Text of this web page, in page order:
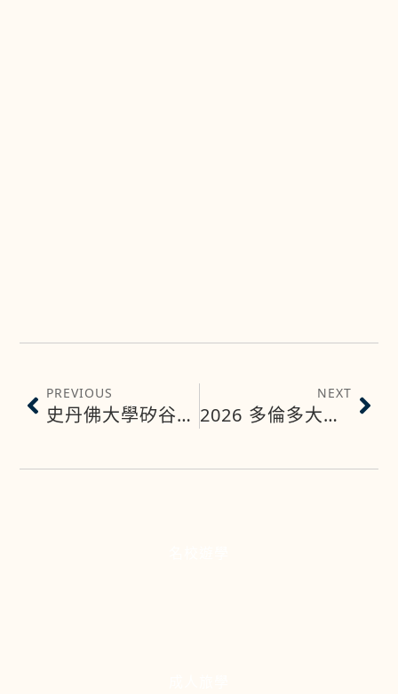
PREVIOUS
史丹佛大學矽谷菁英課程
NEXT
2026 多倫多大學先修預備課程 (Age 15-18 )